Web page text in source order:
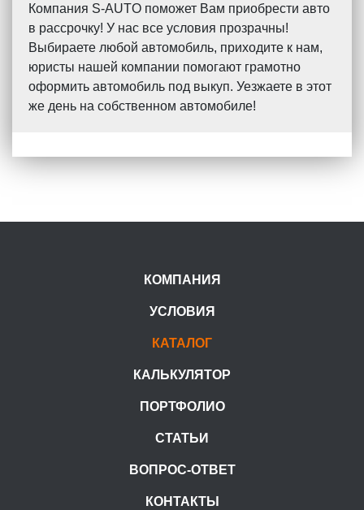
Компания S-AUTO поможет Вам приобрести авто
в рассрочку! У нас все условия прозрачны!
Выбираете любой автомобиль, приходите к нам,
юристы нашей компании помогают грамотно
оформить автомобиль под выкуп. Уезжаете в этот
же день на собственном автомобиле!
КОМПАНИЯ
УСЛОВИЯ
КАТАЛОГ
КАЛЬКУЛЯТОР
ПОРТФОЛИО
СТАТЬИ
ВОПРОС-ОТВЕТ
КОНТАКТЫ